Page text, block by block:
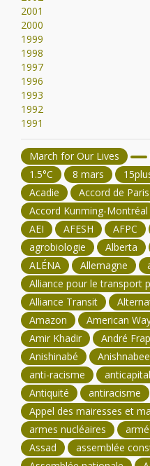
2001
2000
1999
1998
1997
1996
1993
1992
1991
March for Our Lives
1.5°C
8 mars
Acadie
Accord de Paris
Accord Kunming-Montréal
AEI
AFESH AFPC
agrobiologie
Alberta
ALÉNA
Allemagne
Alliance pour le transport
Alliance Transit
Amazon
American
Amir Khadir
André
Anishinabé
Anishnabee
anti-racisme
Antiquité
antiracisme
Appel des mairesses et
armes nucléaires
Assad
assemblée